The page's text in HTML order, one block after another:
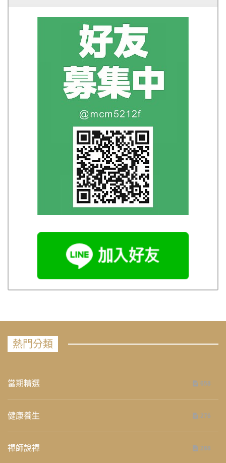
熱門分類
當期精選 658
健康養生 276
禪師說禪 268